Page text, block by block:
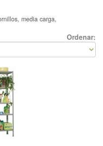
media carga,
Ordenar: